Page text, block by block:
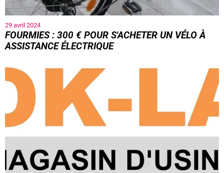
29 avril 2024
FOURMIES : 300 € POUR S'ACHETER UN VÉLO À
ASSISTANCE ÉLECTRIQUE